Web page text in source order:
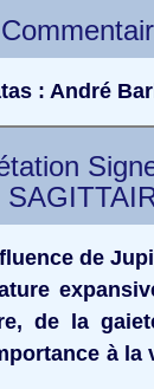
: André
de
de la
à la